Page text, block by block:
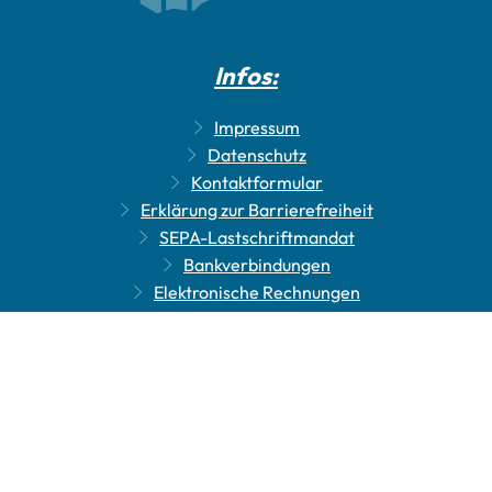
Infos:
Impressum
Datenschutz
Kontaktformular
Erklärung zur Barrierefreiheit
SEPA-Lastschriftmandat
Bankverbindungen
Elektronische Rechnungen